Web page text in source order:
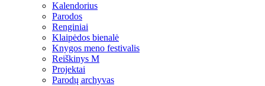
Kalendorius
Parodos
Renginiai
Klaipėdos bienalė
Knygos meno festivalis
Reiškinys M
Projektai
Parodų archyvas